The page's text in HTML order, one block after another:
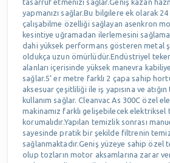
yapmanızı sağlar.Bu bilgilere ek olarak 24
çalışabilme özelliği sağlayan asenkron
kesintiye uğramadan ilerlemesini
dahi yüksek performans gösteren metal
oldukça uzun ömürlüdür.Endüstriyel
alanları içerisinde yüksek manevra
sağlar.5’ er metre farklı 2 çapa sahip
aksesuar çeşitliliği ile iş yapısına ve
kullanım sağlar. Cleanvac As 300C özel
makinamız farklı gelişebilecek elektriksel
korumalıdır.Yapılan temizlik sonrası
sayesinde pratik bir şekilde filtrenin
sağlanmaktadır.Geniş yüzeye sahip
olup tozların motor aksamlarına zarar